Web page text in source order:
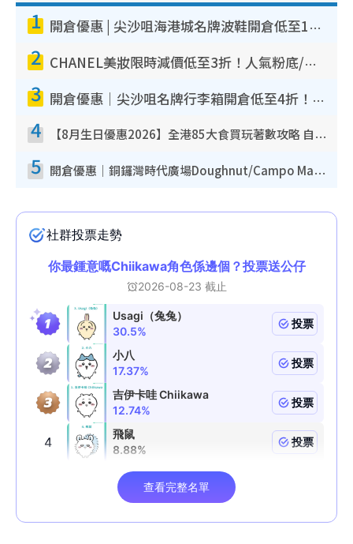
1 開倉優惠 | 尖沙咀海港城名牌波鞋開倉低至1折！On鞋$899起／Joy&Peace鞋履$98起
2 CHANEL美妝限時減價低至3折！人氣粉底/唇膏/精華液低至$275！COCO香水都有平
3 開倉優惠｜尖沙咀名牌行李箱開倉低至4折！一連5日 American Tourister/ace./Hallmark $200起！
4 【8月生日優惠2026】全港85大食買玩著數攻略 自助餐/火鍋放題同行免費＋誠品/DONKI送現金券
5 開倉優惠｜銅鑼灣時代廣場Doughnut/Campo Marzio開倉低至1折！背囊、書包、手袋劈價$200起